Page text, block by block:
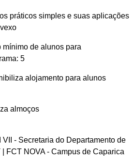
práticos simples e suas aplicações
mínimo de alunos para
5
alojamento para alunos
almoços
VII - Secretaria do Departamento de
| FCT NOVA - Campus de Caparica